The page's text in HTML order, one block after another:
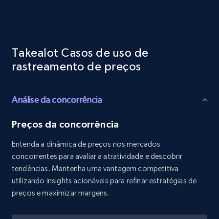
URL, Product id, Listing inventory id, Title, Rating,
price, and more.
1.9K+ 322+ Comece agora
Amazon products search
Takealot Casos de uso de
rastreamento de preços
Análise da concorrência
Preços da concorrência
Entenda a dinâmica de preços nos mercados
concorrentes para avaliar a atratividade e descobrir
tendências. Mantenha uma vantagem competitiva
utilizando insights acionáveis para refinar estratégias de
preços e maximizar margens.